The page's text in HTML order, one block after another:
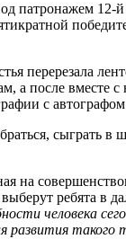
патронажем
перерезала
а после
с
сыграть
на
ребята в
человека
развития